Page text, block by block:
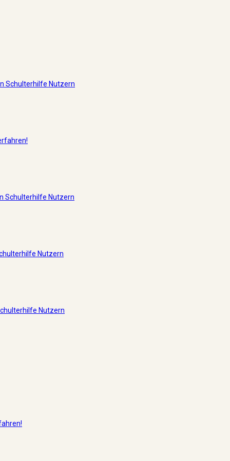
Schulterhilfe Nutzern
Schulterhilfe Nutzern
Nutzern
Nutzern